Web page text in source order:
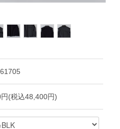
(税込48,400円)